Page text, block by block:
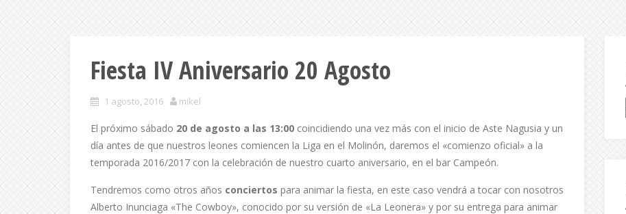
Fiesta IV Aniversario 20 Agosto
1 agosto, 2016 mikel
El próximo sábado 20 de agosto a las 13:00 coincidiendo una vez más con el inicio de Aste Nagusia y un
día antes de que nuestros leones comiencen la Liga en el Molinón, daremos el «comienzo oficial» a la
temporada 2016/2017 con la celebración de nuestro cuarto aniversario, en el bar Campeón.
Tendremos como otros años conciertos para animar la fiesta, en este caso vendrá a tocar con nosotros
Alberto Inunciaga «The Cowboy», conocido por su versión de «La Leonera» y por su entrega para animar